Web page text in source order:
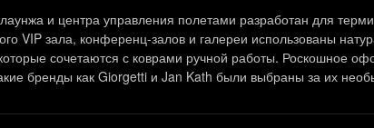
и центра управления полетами разработан для
VIP зала, конференц-залов и галереи использованы
сочетаются с коврами ручной работы. Роскошное
бренды как Giorgetti и Jan Kath были выбраны за их